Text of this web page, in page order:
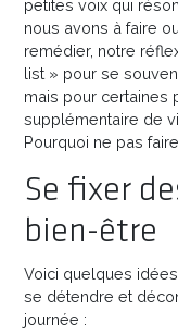
petites voix qui
nous avons à faire
remédier, notre
list » pour se
mais pour certaines
supplémentaire de
Pourquoi ne pas
Se fixer
bien-être
Voici quelques
se détendre et
journée :